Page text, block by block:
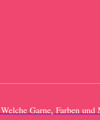
Garne, Farben und